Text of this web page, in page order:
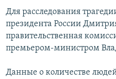
Все сайты РСЕ/РС
Для расследования
президента России
правительственная
премьером-министром
Данные о количестве